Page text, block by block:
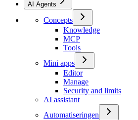
AI Agents
Concepts
Knowledge
MCP
Tools
Mini apps
Editor
Manage
Security and limits
AI assistant
Automatiseringen